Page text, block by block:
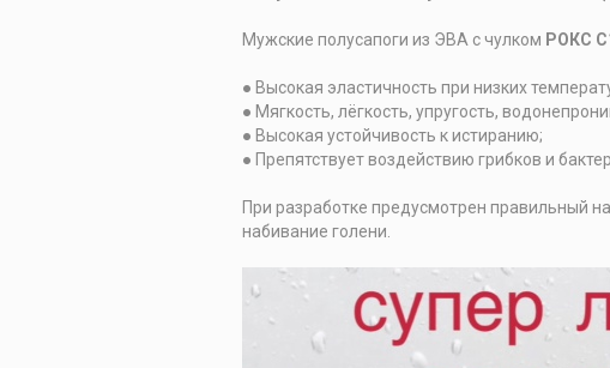
Мужские полусапоги из ЭВА с чулком РОКС
● Высокая эластичность при низких
● Мягкость, лёгкость, упругость,
● Высокая устойчивость к истиранию;
● Препятствует воздействию грибков и
При разработке предусмотрен правильный
набивание голени.